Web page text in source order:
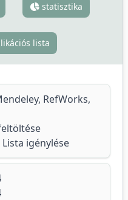
statisztika
lista
RefWorks,
igénylése